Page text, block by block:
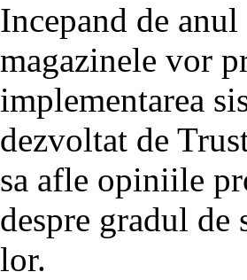
Incepand de anul
magazinele vor
implementarea
dezvoltat de
sa afle opiniile
despre gradul de
lor.